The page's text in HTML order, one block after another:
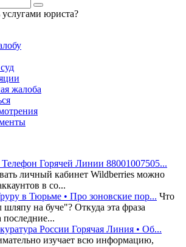
юриста?
жалоба
Горячей Линии 88001007505...
личный кабинет Wildberries можно
в со...
в Тюрьме • Про зоновские пор... Что
шляпу на буче"? Откуда эта фраза
последние...
России Горячая Линия • Об...
изучает всю информацию,